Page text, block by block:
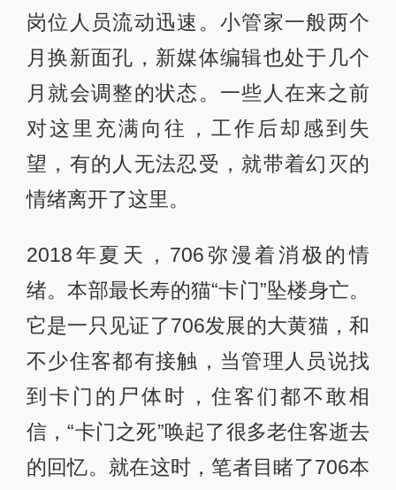
岗位人员流动迅速。小管家一般两个
月换新面孔，新媒体编辑也处于几个
月就会调整的状态。一些人在来之前
对这里充满向往，工作后却感到失
望，有的人无法忍受，就带着幻灭的
情绪离开了这里。
2018年夏天，706弥漫着消极的情
绪。本部最长寿的猫“卡门”坠楼身亡。
它是一只见证了706发展的大黄猫，和
不少住客都有接触，当管理人员说找
到卡门的尸体时，住客们都不敢相
信，“卡门之死”唤起了很多老住客逝去
的回忆。就在这时，笔者目睹了706本